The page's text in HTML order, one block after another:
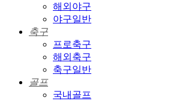
해외야구
야구일반
축구
프로축구
해외축구
축구일반
골프
국내골프